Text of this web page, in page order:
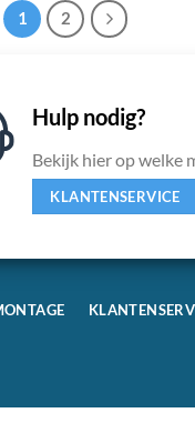
1 2
Hulp nodig?
Bekijk hier op welke
KLANTENSERVICE